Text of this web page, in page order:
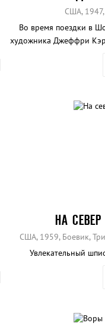
США, 1947,
Во время поездки в
художника Джеффри
НА
США, 1959, Боевик,
Увлекательный